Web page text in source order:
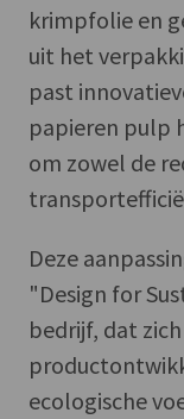
krimpfolie en
uit het
past
papieren pulp
om zowel de
Deze
"Design for
bedrijf, dat
ecologische